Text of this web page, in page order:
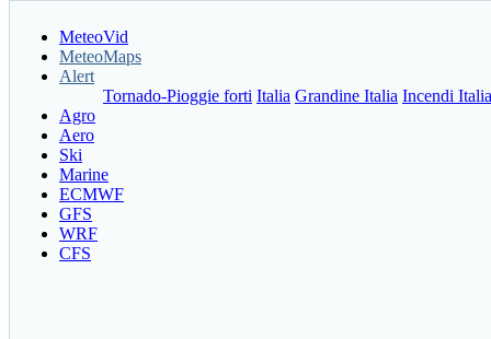
MeteoVid
MeteoMaps
Alert
Tornado-Pioggie forti Italia Grandine Italia Incendi Italia
Agro
Aero
Ski
Marine
ECMWF
GFS
WRF
CFS